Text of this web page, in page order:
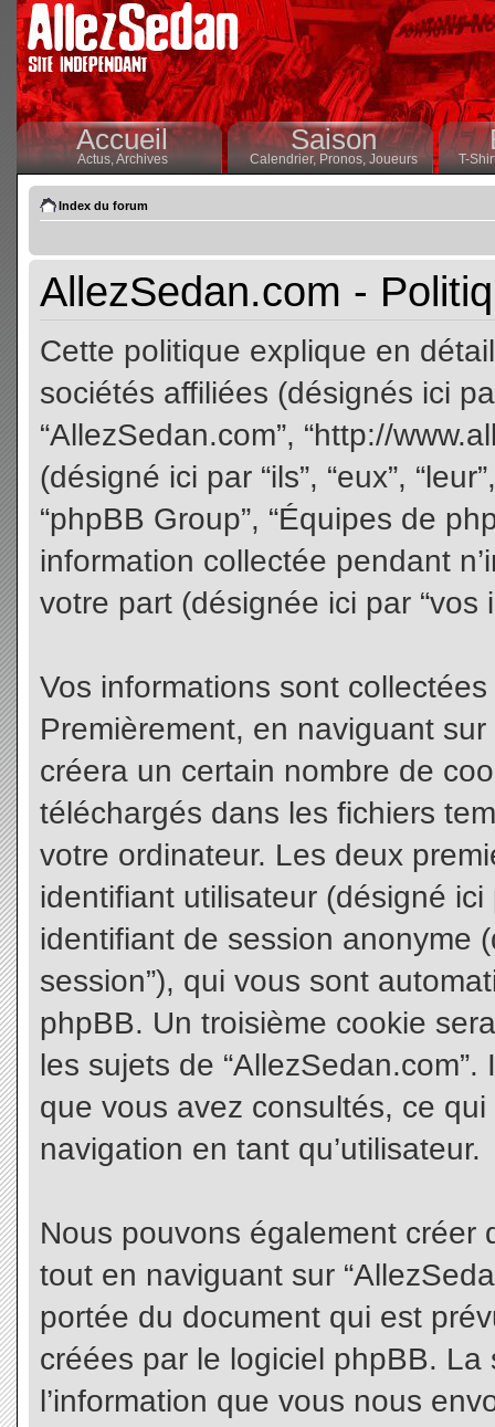
Accueil
Actus,Archives
Saison
Calendrier,Pronos, Joueurs T-
Index du forum
AllezSedan.com -
Cette politique explique en
sociétés affiliées (désignés ici
“AllezSedan.com”, “http://
(désigné ici par “ils”, “eux”,
“phpBB Group”, “Équipes de
information collectée pendant
votre part (désignée ici par “vos
Vos informations sont
Premièrement, en naviguant
créera un certain nombre de
téléchargés dans les fichiers
votre ordinateur. Les deux
identifiant utilisateur (désigné ici
identifiant de session anonyme
session”), qui vous sont
phpBB. Un troisième cookie
les sujets de
que vous avez consultés, ce
navigation en tant qu’utilisateur.
Nous pouvons également créer
tout en naviguant sur
portée du document qui est
créées par le logiciel phpBB.
l’information que vous nous